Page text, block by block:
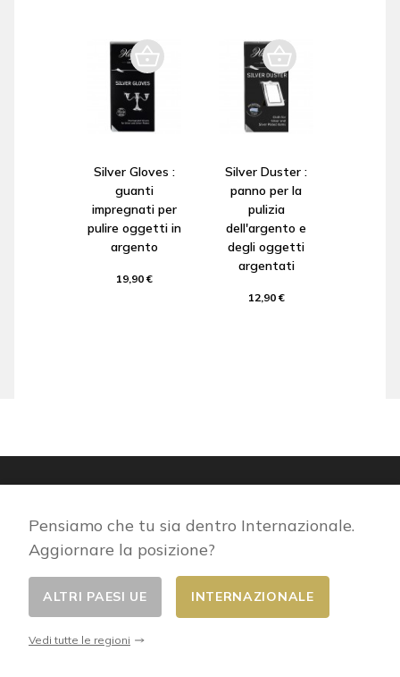
Silver Gloves :
guanti
impregnati per
pulire oggetti in
argento
19,90 €
Silver Duster :
panno per la
pulizia
dell'argento e
degli oggetti
argentati
12,90 €
Pensiamo che tu sia dentro Internazionale.
Aggiornare la posizione?
ALTRI PAESI UE INTERNAZIONALE
Vedi tutte le regioni